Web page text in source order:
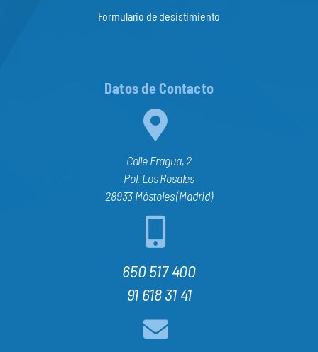
Formulario de desistimiento
Datos de Contacto
Calle Fragua, 2
Pol. Los Rosales
28933 Móstoles (Madrid)
650 517 400
91 618 31 41